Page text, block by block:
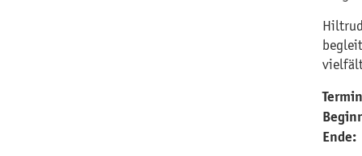
Termin
Ende: